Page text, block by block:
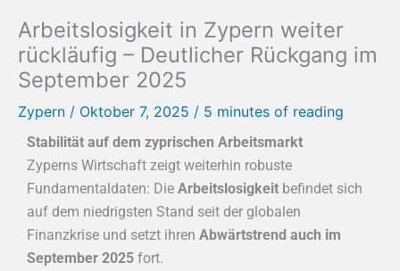
Arbeitslosigkeit in Zypern weiter
rückläufig – Deutlicher Rückgang im
September 2025
Zypern / Oktober 7, 2025 / 5 minutes of reading
Stabilität auf dem zyprischen Arbeitsmarkt
Zyperns Wirtschaft zeigt weiterhin robuste
Fundamentaldaten: Die Arbeitslosigkeit befindet sich
auf dem niedrigsten Stand seit der globalen
Finanzkrise und setzt ihren Abwärtstrend auch im
September 2025 fort.